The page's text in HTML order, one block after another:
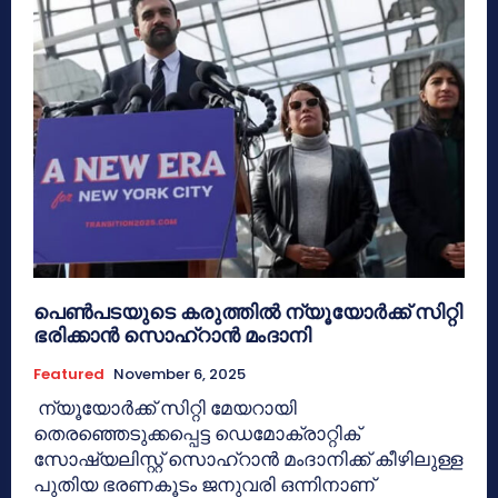
പെൺപടയുടെ കരുത്തിൽ ന്യൂയോർക്ക് സിറ്റി
ഭരിക്കാൻ സൊഹ്റാൻ മംദാനി
Featured November 6, 2025
ന്യൂയോർക്ക് സിറ്റി മേയറായി
തെരഞ്ഞെടുക്കപ്പെട്ട ഡെമോക്രാറ്റിക്
സോഷ്യലിസ്റ്റ് സൊഹ്‌റാൻ മംദാനിക്ക് കീഴിലുള്ള
പുതിയ ഭരണകൂടം ജനുവരി ഒന്നിനാണ്